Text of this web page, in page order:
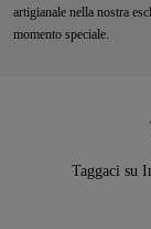
artigianale nella nostra
momento speciale.
Taggaci su